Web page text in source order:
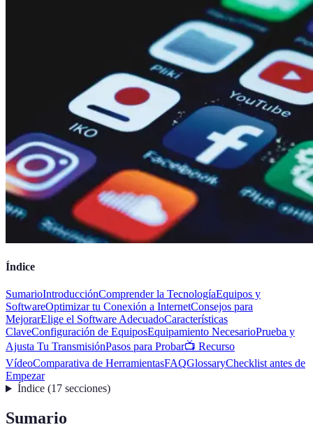
Índice
SumarioIntroducciónComprender la TecnologíaEquipos y
SoftwareOptimizar tu Conexión a InternetConsejos para
MejorarElige el Software AdecuadoCaracterísticas
ClaveConfiguración de EquiposEquipamiento NecesarioPrueba y
Ajusta Tu TransmisiónPasos para Probar📺 Recurso
VídeoComparativa de HerramientasFAQGlossaryChecklist antes de
Empezar
Índice(17 secciones)
Sumario